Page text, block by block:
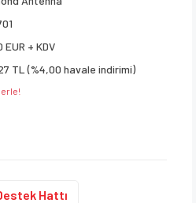
EUR + KDV
TL (%4,00 havale indirimi)
Hattı